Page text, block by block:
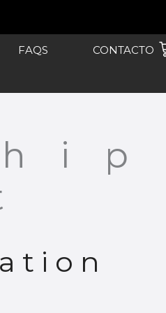
FAQS CONTACTO